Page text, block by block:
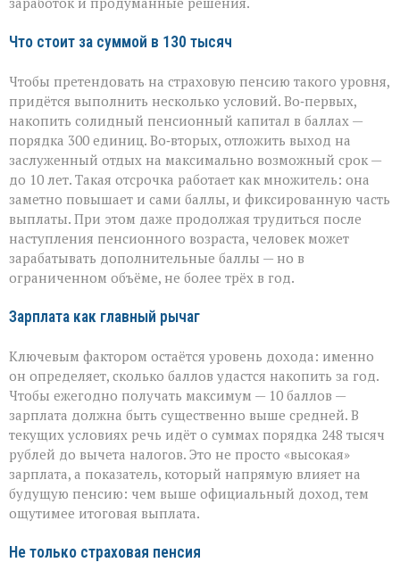
Что стоит за суммой в 130 тысяч
Чтобы претендовать на страховую пенсию такого уровня,
придётся выполнить несколько условий. Во‑первых,
накопить солидный пенсионный капитал в баллах —
порядка 300 единиц. Во‑вторых, отложить выход на
заслуженный отдых на максимально возможный срок —
до 10 лет. Такая отсрочка работает как множитель: она
заметно повышает и сами баллы, и фиксированную часть
выплаты. При этом даже продолжая трудиться после
наступления пенсионного возраста, человек может
зарабатывать дополнительные баллы — но в
ограниченном объёме, не более трёх в год.
Зарплата как главный рычаг
Ключевым фактором остаётся уровень дохода: именно
он определяет, сколько баллов удастся накопить за год.
Чтобы ежегодно получать максимум — 10 баллов —
зарплата должна быть существенно выше средней. В
текущих условиях речь идёт о суммах порядка 248 тысяч
рублей до вычета налогов. Это не просто «высокая»
зарплата, а показатель, который напрямую влияет на
будущую пенсию: чем выше официальный доход, тем
ощутимее итоговая выплата.
Не только страховая пенсия